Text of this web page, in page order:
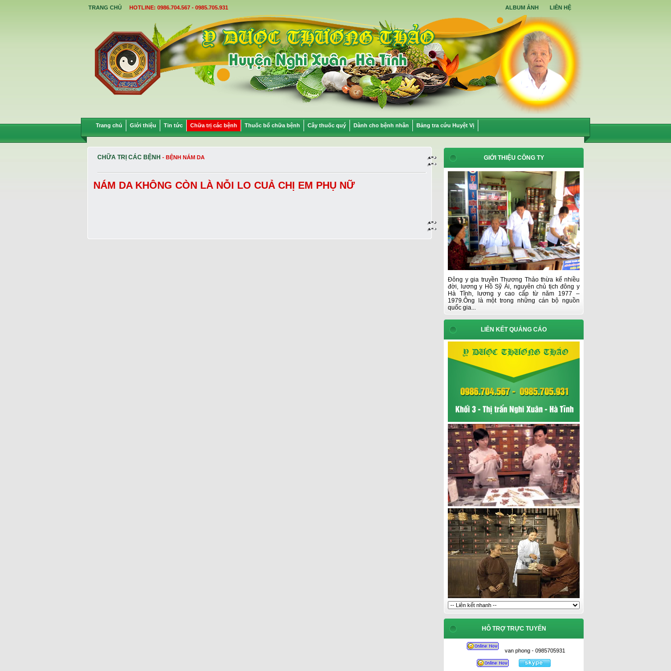
TRANG CHỦ HOTLINE: 0986.704.567 - 0985.705.931 ALBUM ẢNH LIÊN HỆ
Trang chủ Giới thiệu Tin tức Chữa trị các bệnh Thuốc bổ chữa bệnh Cây thuốc quý Dành cho bệnh nhân Bảng tra cứu Huyệt Vị
CHỮA TRỊ CÁC BỆNH - BỆNH NÁM DA
NÁM DA KHÔNG CÒN LÀ NỖI LO CUẢ CHỊ EM PHỤ NỮ
GIỚI THIỆU CÔNG TY
Đông y gia truyền Thương Thảo thừa kế nhiều
đời, lương y Hồ Sỹ Ái, nguyên chủ tịch đông y
Hà Tĩnh, lương y cao cấp từ năm 1977 –
1979.Ông là một trong những cán bộ nguồn
quốc gia...
LIÊN KẾT QUẢNG CÁO
HỖ TRỢ TRỰC TUYẾN
van phong - 0985705931